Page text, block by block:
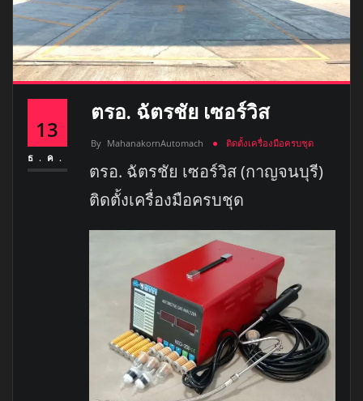
13
ธ.ค.
ตรอ. ฉัตรชัย เซอร์วิส
By MahanakornAutomach ติดตั้งเครื่องมือครบชุด
ตรอ. ฉัตรชัย เซอร์วิส (กาญจนบุรี)
ติดตั้งเครื่องมือครบชุด